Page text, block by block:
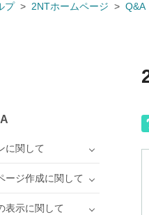
プ 2NTホームページ Q&A
に関して
ージ作成に関して
表示に関して